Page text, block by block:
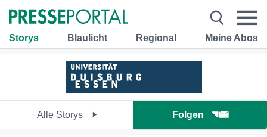
Storys Blaulicht Regional Meine Abos
Alle Storys Folgen